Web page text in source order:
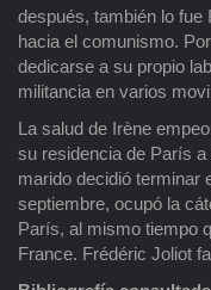
después, también lo
hacia el comunismo.
dedicarse a su propio
militancia en varios
La salud de Irène
su residencia de París
marido decidió terminar
septiembre, ocupó la
París, al mismo tiempo
France. Frédéric Joliot